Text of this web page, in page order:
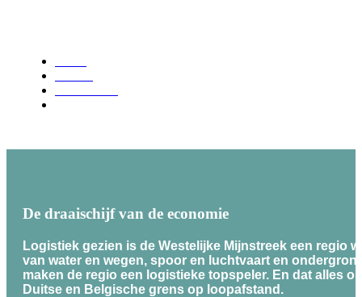
De draaischijf van de economie
Logistiek gezien is de Westelijke Mijnstreek een regio
van water en wegen, spoor en luchtvaart en
maken de regio een logistieke topspeler. En dat alles
Duitse en Belgische grens op loopafstand.